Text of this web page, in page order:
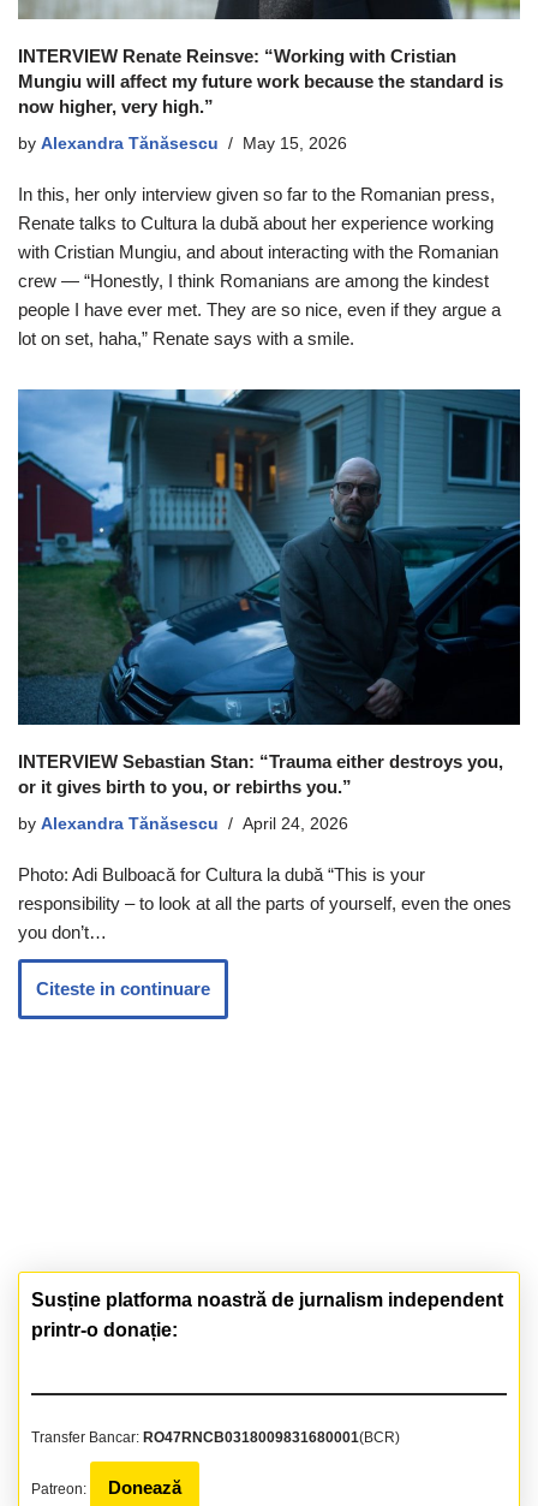
INTERVIEW Renate Reinsve: “Working with Cristian
Mungiu will affect my future work because the standard is
now higher, very high.”
by Alexandra Tănăsescu May 15, 2026
In this, her only interview given so far to the Romanian press,
Renate talks to Cultura la dubă about her experience working
with Cristian Mungiu, and about interacting with the Romanian
crew — “Honestly, I think Romanians are among the kindest
people I have ever met. They are so nice, even if they argue a
lot on set, haha,” Renate says with a smile.
INTERVIEW Sebastian Stan: “Trauma either destroys you,
or it gives birth to you, or rebirths you.”
by Alexandra Tănăsescu April 24, 2026
Photo: Adi Bulboacă for Cultura la dubă “This is your
responsibility – to look at all the parts of yourself, even the ones
you don’t…
Citeste in continuare
Susține platforma noastră de jurnalism independent
printr-o donație:
Transfer Bancar: RO47RNCB0318009831680001(BCR)
Patreon: Donează